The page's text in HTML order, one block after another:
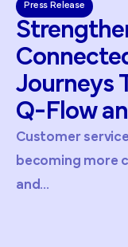
Press Release
Journeys
Q-Flow
Customer
becoming more
and...